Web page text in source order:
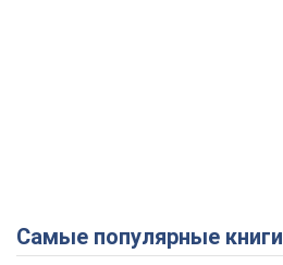
Самые популярные книги